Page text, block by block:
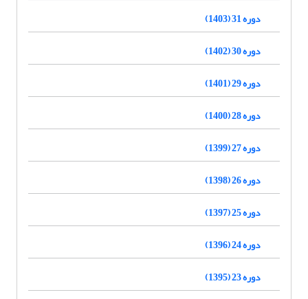
دوره 31 (1403)
دوره 30 (1402)
دوره 29 (1401)
دوره 28 (1400)
دوره 27 (1399)
دوره 26 (1398)
دوره 25 (1397)
دوره 24 (1396)
دوره 23 (1395)